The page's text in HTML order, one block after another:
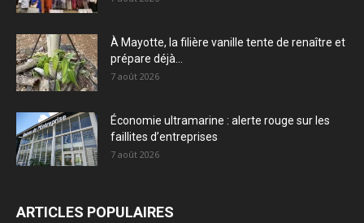
À Mayotte, la filière vanille tente de renaître et
prépare déjà...
7 août 2026
Économie ultramarine : alerte rouge sur les
faillites d’entreprises
7 août 2026
ARTICLES POPULAIRES